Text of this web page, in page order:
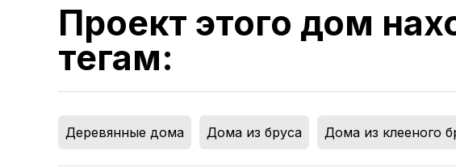
Проект этого дом
тегам:
Деревянные дома Дома из бруса Дома из клееного